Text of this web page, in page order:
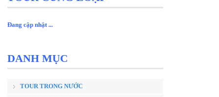
Đang cập nhật ...
DANH MỤC
TOUR TRONG NƯỚC